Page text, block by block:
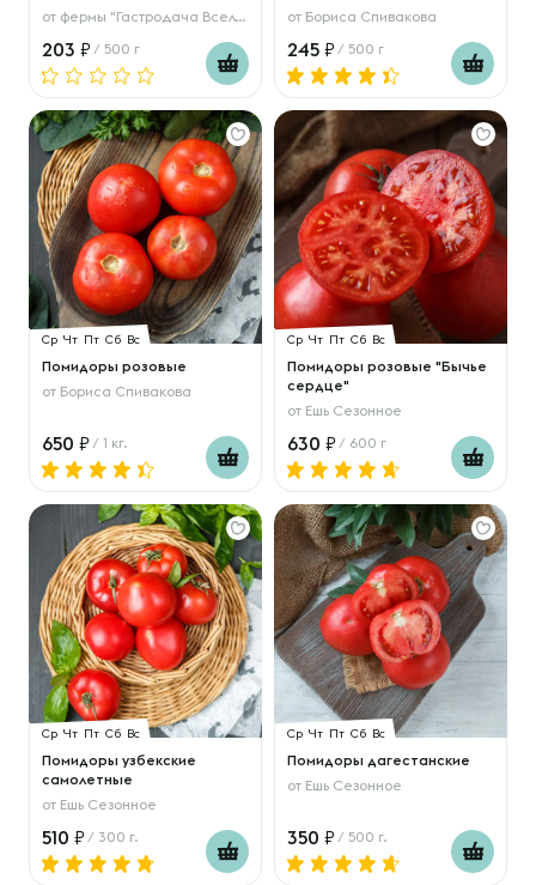
от фермы "Гастродача Вселуг"
203 / 500 г
от Бориса Спивакова
245 / 500 г
Ср Чт Пт Сб Вс
Помидоры розовые
от Бориса Спивакова
650 / 1 кг.
Ср Чт Пт Сб Вс
Помидоры розовые "Бычье
сердце"
от Ешь Сезонное
630 / 600 г
Ср Чт Пт Сб Вс
Помидоры узбекские
самолетные
от Ешь Сезонное
510 / 300 г.
Ср Чт Пт Сб Вс
Помидоры дагестанские
от Ешь Сезонное
350 / 500 г.